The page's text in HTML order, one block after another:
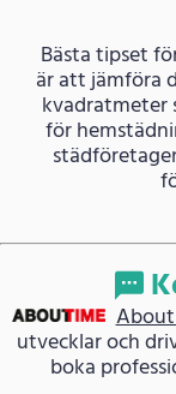
Bästa tipset
är att jämföra
kvadratmeter
för
utvecklar och
boka